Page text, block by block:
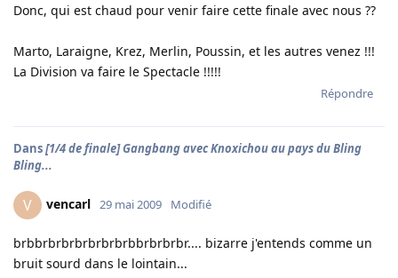
Donc, qui est chaud pour venir faire cette finale avec nous ??
Marto, Laraigne, Krez, Merlin, Poussin, et les autres venez !!!
La Division va faire le Spectacle !!!!!
Répondre
Dans[1/4 de finale] Gangbang avec Knoxichou au pays du Bling
Bling...
V vencarl 29 mai 2009 Modifié
brbbrbrbrbrbrbrbrbbrbrbrbr.... bizarre j'entends comme un
bruit sourd dans le lointain...